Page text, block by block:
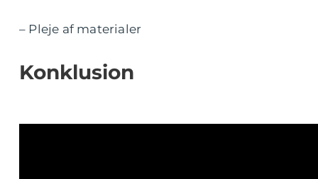
– Pleje af materialer
Konklusion